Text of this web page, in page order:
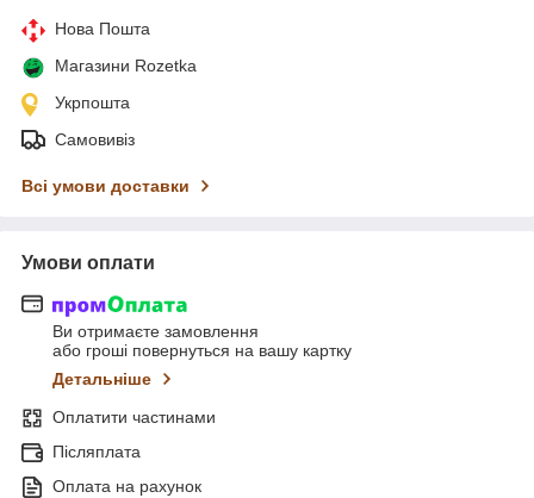
Нова Пошта
Магазини Rozetka
Укрпошта
Самовивіз
Всі умови доставки
Умови оплати
Ви отримаєте замовлення
або гроші повернуться на вашу картку
Детальніше
Оплатити частинами
Післяплата
Оплата на рахунок